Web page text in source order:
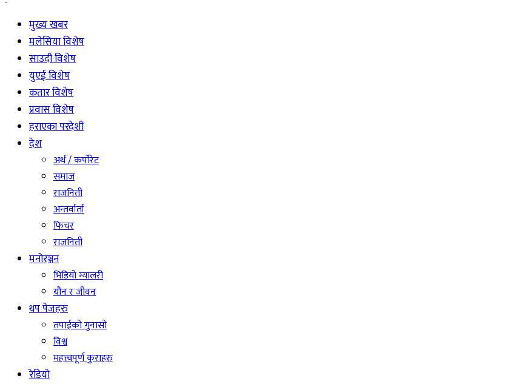
मुख्य खबर
मलेसिया विशेष
साउदी विशेष
युएई विशेष
कतार विशेष
प्रवास विशेष
हराएका परदेशी
देश
अर्थ / कर्पोरेट
समाज
राजनिती
अन्तर्वार्ता
फिचर
राजनिती
मनोरञ्जन
भिडियो ग्यालरी
यौन र जीवन
थप पेजहरु
तपाईको गुनासो
विश्व
महत्त्वपूर्ण कुराहरु
रेडियो